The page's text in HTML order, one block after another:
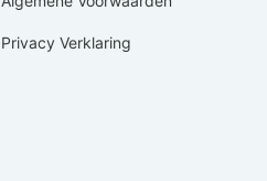
Privacy Verklaring